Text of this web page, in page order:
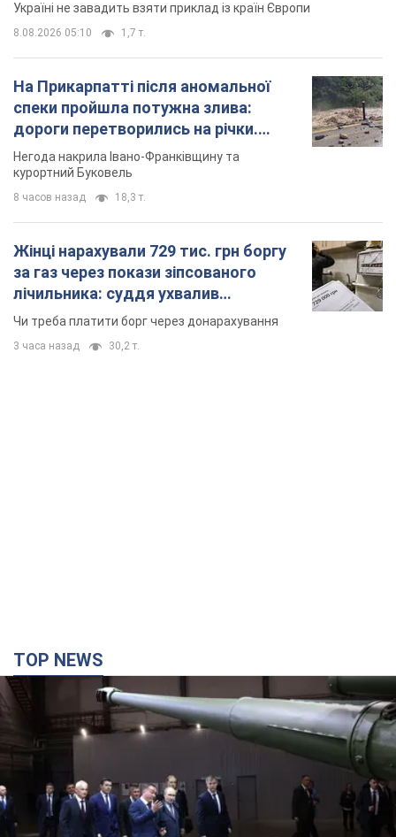
Україні не завадить взяти приклад із країн Європи
8.08.2026 05:10 1,7 т.
На Прикарпатті після аномальної
спеки пройшла потужна злива:
дороги перетворились на річки.
Відео
Негода накрила Івано-Франківщину та
курортний Буковель
8 часов назад 18,3 т.
Жінці нарахували 729 тис. грн боргу
за газ через покази зіпсованого
лічильника: суддя ухвалив
неочікуване рішення
Чи треба платити борг через донарахування
3 часа назад 30,2 т.
TOP NEWS